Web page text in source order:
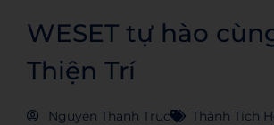
WESET tự hào
Thiện Trí
Nguyen Thanh Truc Thành Tích